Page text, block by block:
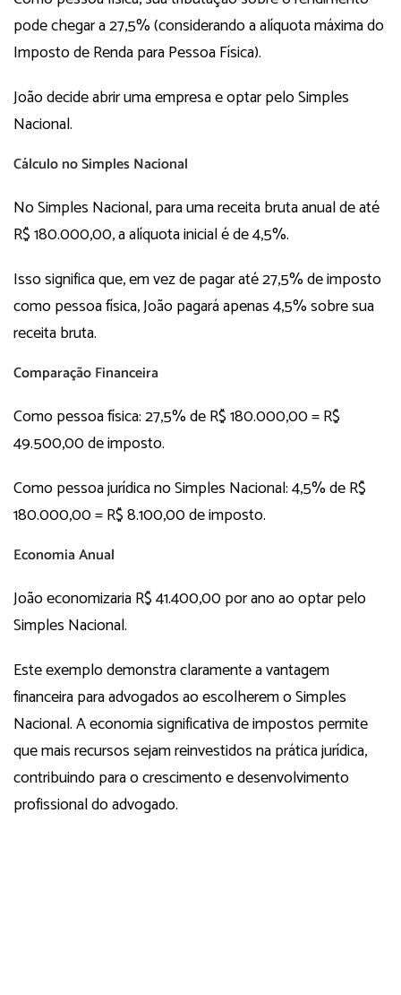
pode chegar a 27,5% (considerando a alíquota máxima do
Imposto de Renda para Pessoa Física).
João decide abrir uma empresa e optar pelo Simples
Nacional.
Cálculo no Simples Nacional
No Simples Nacional, para uma receita bruta anual de até
R$ 180.000,00, a alíquota inicial é de 4,5%.
Isso significa que, em vez de pagar até 27,5% de imposto
como pessoa física, João pagará apenas 4,5% sobre sua
receita bruta.
Comparação Financeira
Como pessoa física: 27,5% de R$ 180.000,00 = R$
49.500,00 de imposto.
Como pessoa jurídica no Simples Nacional: 4,5% de R$
180.000,00 = R$ 8.100,00 de imposto.
Economia Anual
João economizaria R$ 41.400,00 por ano ao optar pelo
Simples Nacional.
Este exemplo demonstra claramente a vantagem
financeira para advogados ao escolherem o Simples
Nacional. A economia significativa de impostos permite
que mais recursos sejam reinvestidos na prática jurídica,
contribuindo para o crescimento e desenvolvimento
profissional do advogado.